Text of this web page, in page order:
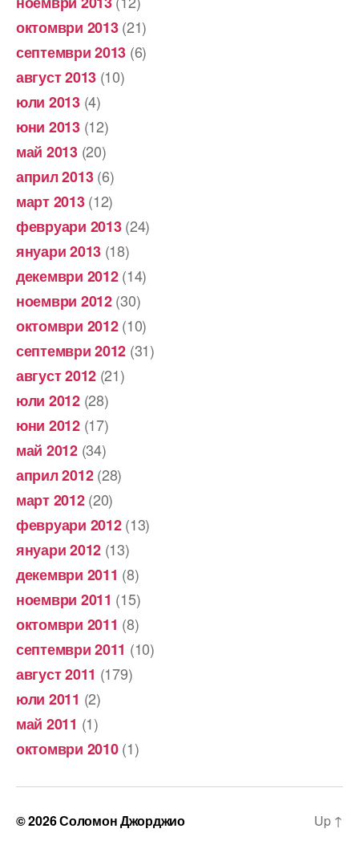
октомври 2013(21)
септември 2013 (6)
август 2013 (10)
юли 2013(4)
юни 2013(12)
май 2013(20)
април 2013(6)
март 2013(12)
февруари 2013(24)
януари 2013 (18)
декември 2012(14)
ноември 2012(30)
октомври 2012(10)
септември 2012 (31)
август 2012 (21)
юли 2012(28)
юни 2012(17)
май 2012(34)
април 2012(28)
март 2012(20)
февруари 2012(13)
януари 2012 (13)
декември 2011 (8)
ноември 2011 (15)
октомври 2011 (8)
септември 2011 (10)
август 2011 (179)
юли 2011 (2)
май 2011 (1)
октомври 2010(1)
© 2026Соломон Джорджио Up ↑